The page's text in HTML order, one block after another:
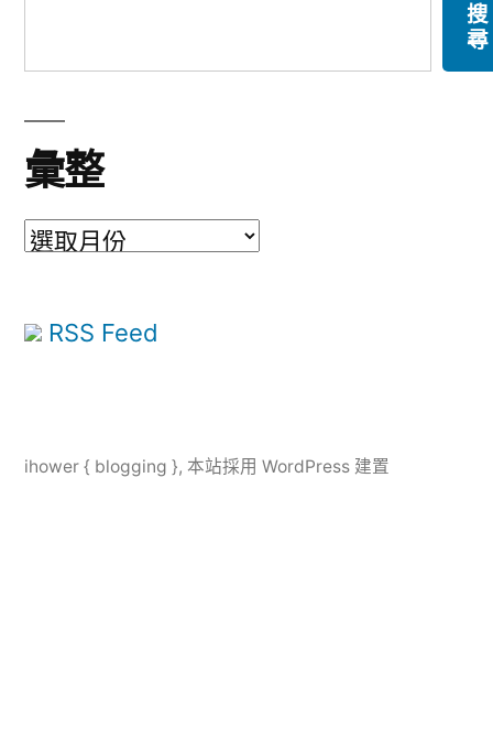
搜
尋
彙整
彙
RSS Feed
ihower { blogging }, 本站採用 WordPress 建置